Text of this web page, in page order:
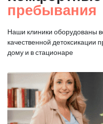
пребывания
Наши клиники оборудованы
качественной детоксикации
дому и в стационаре